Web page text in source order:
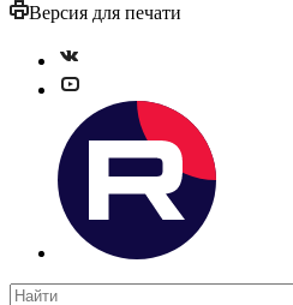
Версия для печати